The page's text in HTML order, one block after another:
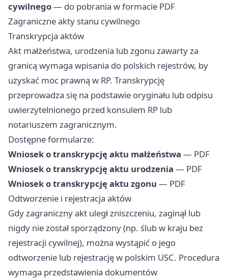
cywilnego— do pobrania w formacie PDF
Zagraniczne akty stanu cywilnego
Transkrypcja aktów
Akt małżeństwa, urodzenia lub zgonu zawarty za
granicą wymaga wpisania do polskich rejestrów, by
uzyskać moc prawną w RP. Transkrypcję
przeprowadza się na podstawie oryginału lub odpisu
uwierzytelnionego przed konsulem RP lub
notariuszem zagranicznym.
Dostępne formularze:
Wniosek o transkrypcję aktu małżeństwa — PDF
Wniosek o transkrypcję aktu urodzenia — PDF
Wniosek o transkrypcję aktu zgonu — PDF
Odtworzenie i rejestracja aktów
Gdy zagraniczny akt uległ zniszczeniu, zaginął lub
nigdy nie został sporządzony (np. ślub w kraju bez
rejestracji cywilnej), można wystąpić o jego
odtworzenie lub rejestrację w polskim USC. Procedura
wymaga przedstawienia dokumentów